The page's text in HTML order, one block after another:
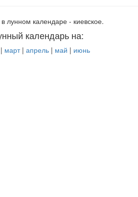
лунном календаре - киевское.
календарь на:
март| апрель| май | июнь